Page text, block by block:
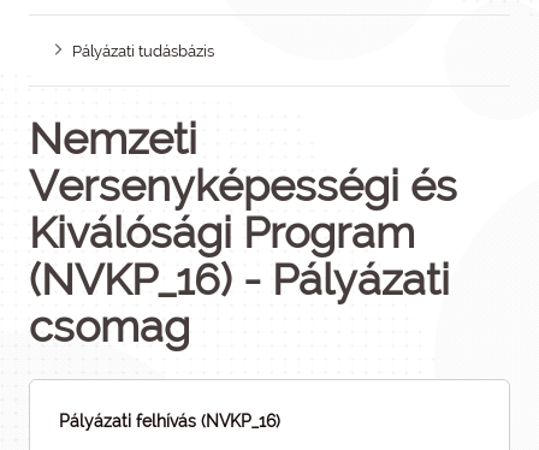
Pályázati tudásbázis
Nemzeti
Versenyképességi és
Kiválósági Program
(NVKP_16) - Pályázati
csomag
Pályázati felhívás (NVKP_16)